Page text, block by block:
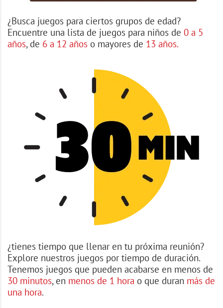
¿Busca juegos para ciertos grupos de edad?
Encuentre una lista de juegos para niños de 0 a 5
años, de 6 a 12 años o mayores de 13 años.
¿tienes tiempo que llenar en tu próxima reunión?
Explore nuestros juegos por tiempo de duración.
Tenemos juegos que pueden acabarse en menos de
30 minutos, en menos de 1 hora o que duran más de
una hora.